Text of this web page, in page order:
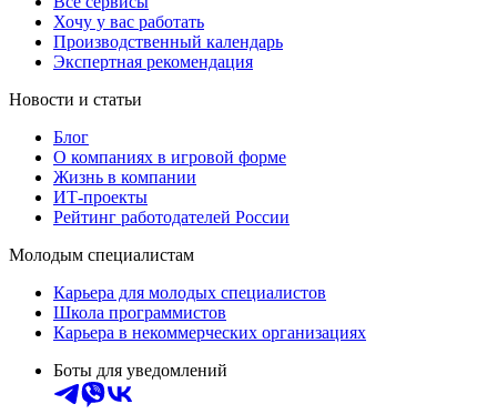
Хочу у вас работать
Производственный календарь
Экспертная рекомендация
Новости и статьи
Блог
О компаниях в игровой форме
Жизнь в компании
ИТ-проекты
Рейтинг работодателей России
Молодым специалистам
Карьера для молодых специалистов
Школа программистов
Карьера в некоммерческих организациях
Боты для уведомлений